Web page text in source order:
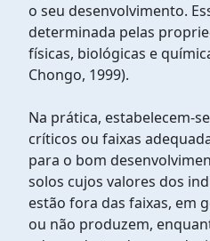
o seu desenvolvimento.
determinada pelas
físicas, biológicas e
Chongo, 1999).
Na prática, estabelecem-
críticos ou faixas
para o bom
solos cujos valores dos
estão fora das faixas, em
ou não produzem,